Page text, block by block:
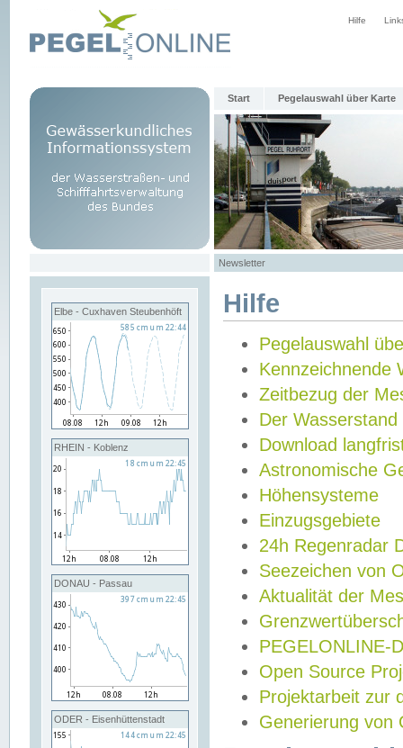
Hilfe
Start Pegelauswahl über Karte
Newsletter
Elbe - Cuxhaven Steubenhöft
RHEIN - Koblenz
DONAU - Passau
ODER - Eisenhüttenstadt
Hilfe
Pegelauswahl
Kennzeichnende
Zeitbezug der
Der Wasserstand
Download
Astronomische
Höhensysteme
Einzugsgebiete
24h Regenradar
Seezeichen von
Aktualität der
PEGELONLINE-
Open Source
Projektarbeit zur
Generierung von